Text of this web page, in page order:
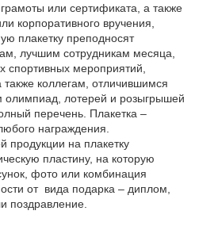
или сертификата, а также
корпоративного вручения,
плакетку преподносят
лучшим сотрудникам месяца,
спортивных мероприятий,
также коллегам, отличившимся
олимпиад, лотерей и розыгрышей
перечень. Плакетка –
награждения.
продукции на плакетку
пластину, на которую
фото или комбинация
от вида подарка – диплом,
поздравление.